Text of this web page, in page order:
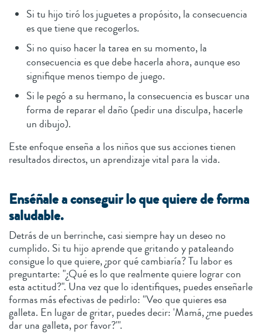
Si tu hijo tiró los juguetes a propósito, la consecuencia
es que tiene que recogerlos.
Si no quiso hacer la tarea en su momento, la
consecuencia es que debe hacerla ahora, aunque eso
signifique menos tiempo de juego.
Si le pegó a su hermano, la consecuencia es buscar una
forma de reparar el daño (pedir una disculpa, hacerle
un dibujo).
Este enfoque enseña a los niños que sus acciones tienen
resultados directos, un aprendizaje vital para la vida.
Enséñale a conseguir lo que quiere de forma
saludable.
Detrás de un berrinche, casi siempre hay un deseo no
cumplido. Si tu hijo aprende que gritando y pataleando
consigue lo que quiere, ¿por qué cambiaría? Tu labor es
preguntarte: "¿Qué es lo que realmente quiere lograr con
esta actitud?". Una vez que lo identifiques, puedes enseñarle
formas más efectivas de pedirlo: "Veo que quieres esa
galleta. En lugar de gritar, puedes decir: 'Mamá, ¿me puedes
dar una galleta, por favor?'".